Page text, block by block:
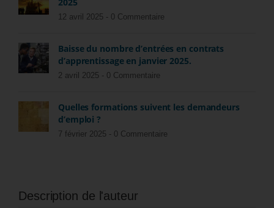
12 avril 2025 - 0 Commentaire
Baisse du nombre d’entrées en contrats
d’apprentissage en janvier 2025.
2 avril 2025 - 0 Commentaire
Quelles formations suivent les demandeurs
d’emploi ?
7 février 2025 - 0 Commentaire
Description de l'auteur